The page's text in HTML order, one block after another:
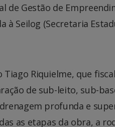
de Gestão de
à Seilog (Secretaria
Riquielme, que
de sub-leito, sub-
drenagem profunda e
as etapas da obra, a